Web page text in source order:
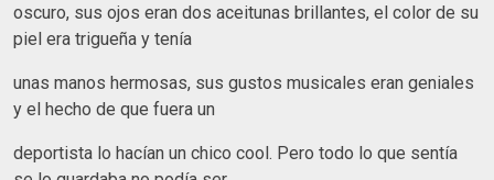
oscuro, sus ojos eran dos aceitunas brillantes, el color de su
piel era trigueña y tenía
unas manos hermosas, sus gustos musicales eran geniales
y el hecho de que fuera un
deportista lo hacían un chico cool. Pero todo lo que sentía